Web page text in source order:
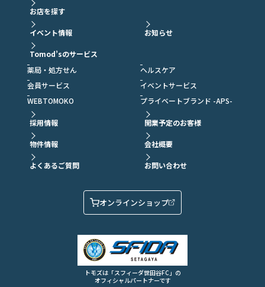
お店を探す
イベント情報 お知らせ
Tomod’sのサービス
薬局・処方せん
ヘルスケア
会員サービス
イベントサービス
WEBTOMOKO
プライベートブランド -APS-
採用情報 開業予定のお客様
物件情報 会社概要
よくあるご質問 お問い合わせ
オンラインショップ
トモズは「スフィーダ世田谷FC」の
オフィシャルパートナーです